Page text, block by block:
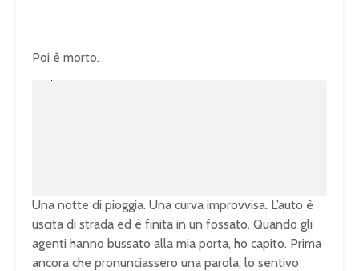
Poi è morto.
Una notte di pioggia. Una curva improvvisa. L’auto è
uscita di strada ed è finita in un fossato. Quando gli
agenti hanno bussato alla mia porta, ho capito. Prima
ancora che pronunciassero una parola, lo sentivo